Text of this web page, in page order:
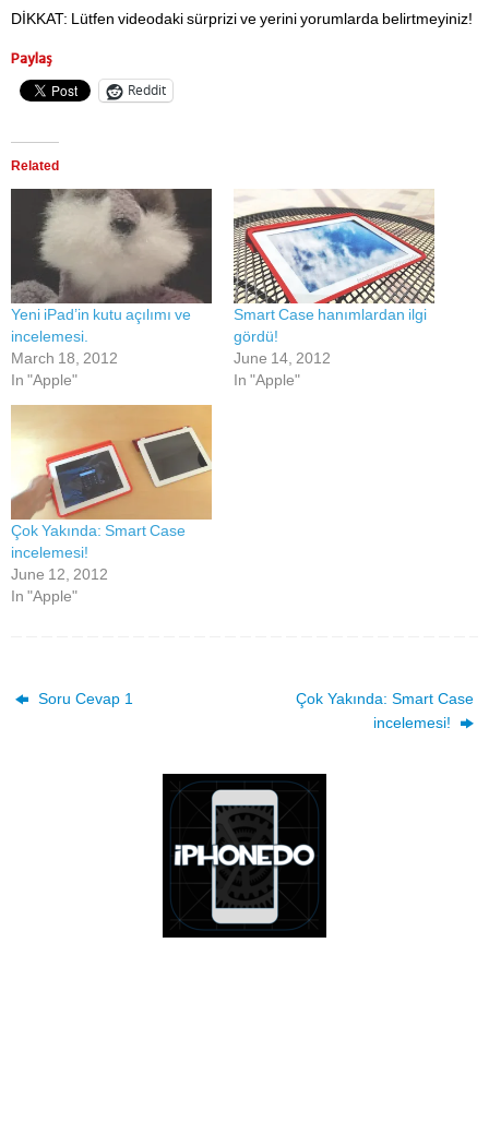
DİKKAT: Lütfen videodaki sürprizi ve yerini yorumlarda belirtmeyiniz!
Paylaş
Reddit
Related
Yeni iPad’in kutu açılımı ve
incelemesi.
March 18, 2012
In "Apple"
Smart Case hanımlardan ilgi
gördü!
June 14, 2012
In "Apple"
Çok Yakında: Smart Case
incelemesi!
June 12, 2012
In "Apple"
Soru Cevap 1
Çok Yakında: Smart Case
incelemesi!